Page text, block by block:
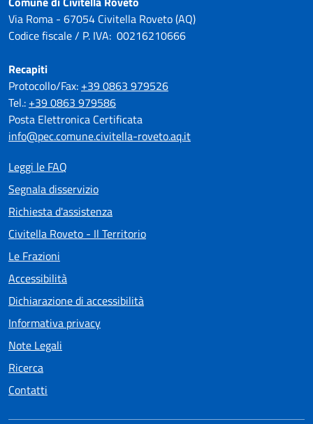
Via Roma - 67054 Civitella Roveto (AQ)
Codice fiscale / P. IVA: 00216210666
Recapiti
Protocollo/Fax: +39 0863 979526
Tel.: +39 0863 979586
Posta Elettronica Certificata
info@pec.comune.civitella-roveto.aq.it
Leggi le FAQ
Segnala disservizio
Richiesta d'assistenza
Civitella Roveto - Il Territorio
Le Frazioni
Accessibilità
Dichiarazione di accessibilità
Informativa privacy
Note Legali
Ricerca
Contatti